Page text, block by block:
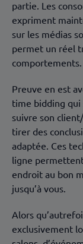
partie. Les
expriment
sur les médias
permet un réel
comportements.
Preuve en est
time bidding
suivre son
tirer des
adaptée. Ces
ligne
endroit au bon
jusqu’à vous.
Alors
exclusivement